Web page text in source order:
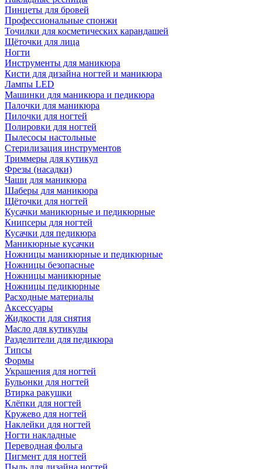
Пинцеты для бровей
Профессиональные спонжи
Точилки для косметических карандашей
Щёточки для лица
Ногти
Инструменты для маникюра
Кисти для дизайна ногтей и маникюра
Лампы LED
Машинки для маникюра и педикюра
Палочки для маникюра
Пилочки для ногтей
Полировки для ногтей
Пылесосы настольные
Стерилизация инструментов
Триммеры для кутикул
Фрезы (насадки)
Чаши для маникюра
Шаберы для маникюра
Щёточки для ногтей
Кусачки маникюрные и педикюрные
Книпсеры для ногтей
Кусачки для педикюра
Маникюрные кусачки
Ножницы маникюрные и педикюрные
Ножницы безопасные
Ножницы маникюрные
Ножницы педикюрные
Расходные материалы
Аксессуары
Жидкости для снятия
Масло для кутикулы
Разделители для педикюра
Типсы
Формы
Украшения для ногтей
Бульонки для ногтей
Втирка ракушки
Клёпки для ногтей
Кружево для ногтей
Наклейки для ногтей
Ногти накладные
Переводная фольга
Пигмент для ногтей
Пыль для дизайна ногтей